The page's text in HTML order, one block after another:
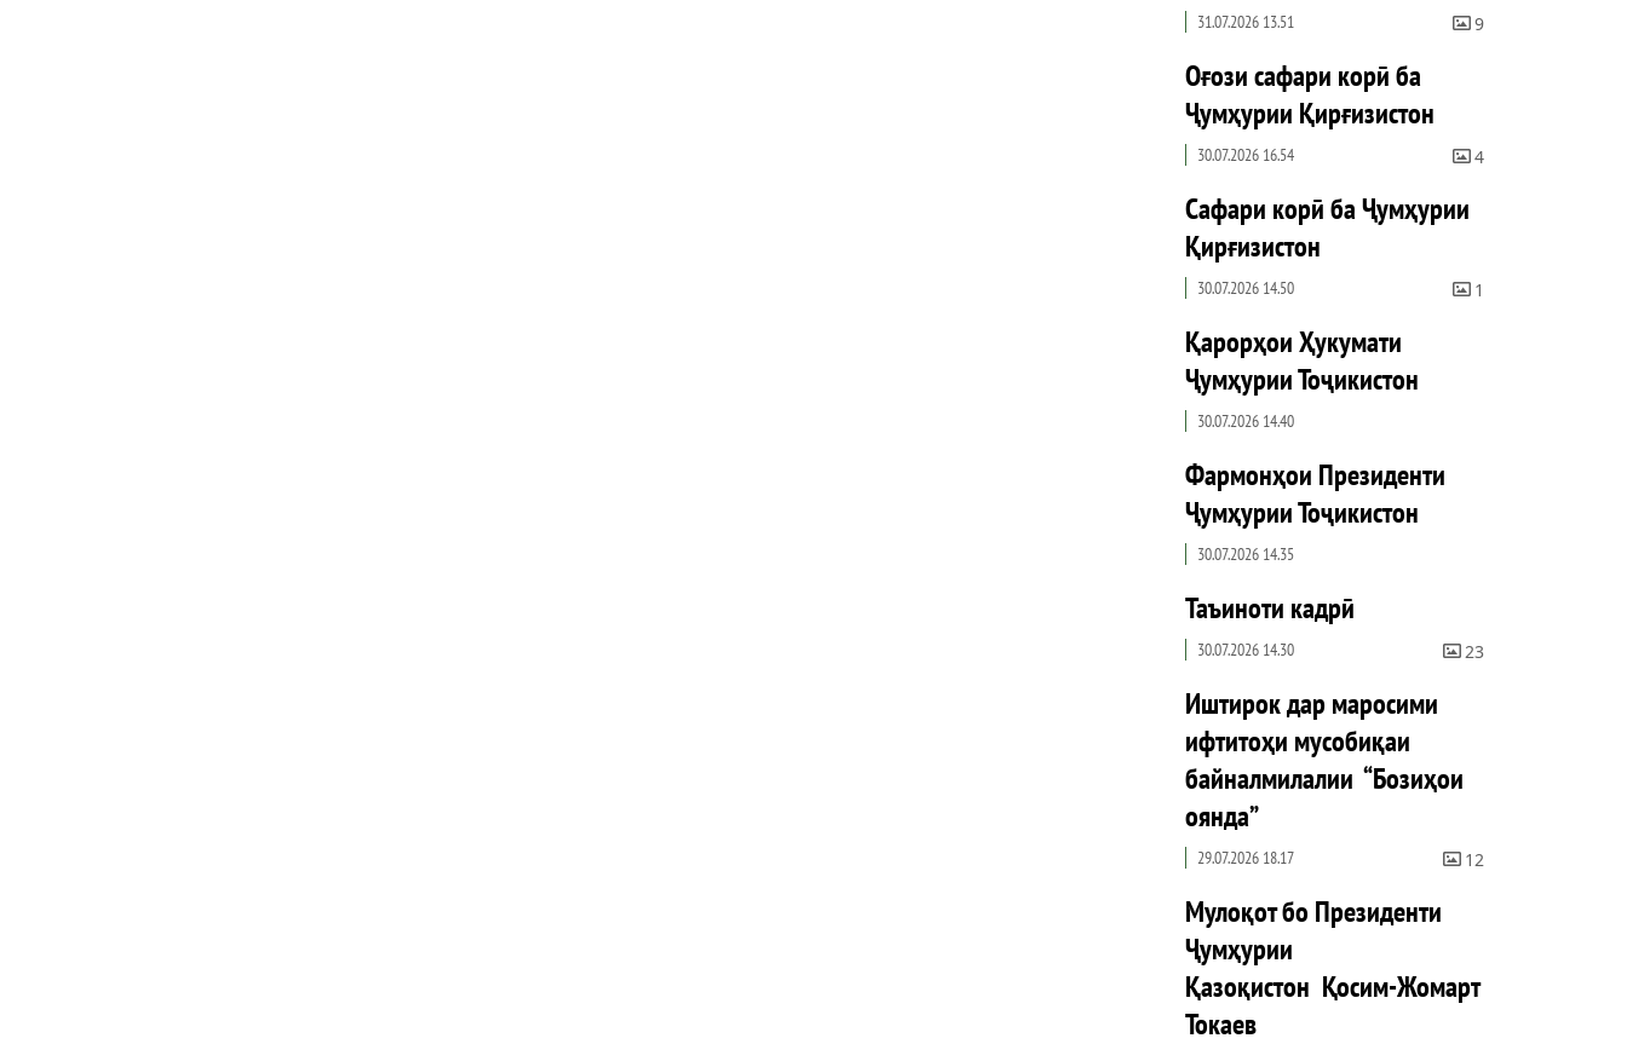
31.07.2026 13.51 9
Оғози сафари корӣ ба
Ҷумҳурии Қирғизистон
30.07.2026 16.54 4
Сафари корӣ ба Ҷумҳурии
Қирғизистон
30.07.2026 14.50 1
Қарорҳои Ҳукумати
Ҷумҳурии Тоҷикистон
30.07.2026 14.40
Фармонҳои Президенти
Ҷумҳурии Тоҷикистон
30.07.2026 14.35
Таъиноти кадрӣ
30.07.2026 14.30 23
Иштирок дар маросими
ифтитоҳи мусобиқаи
байналмилалии “Бозиҳои
оянда”
29.07.2026 18.17 12
Мулоқот бо Президенти
Ҷумҳурии
Қазоқистон Қосим-Жомарт
Токаев